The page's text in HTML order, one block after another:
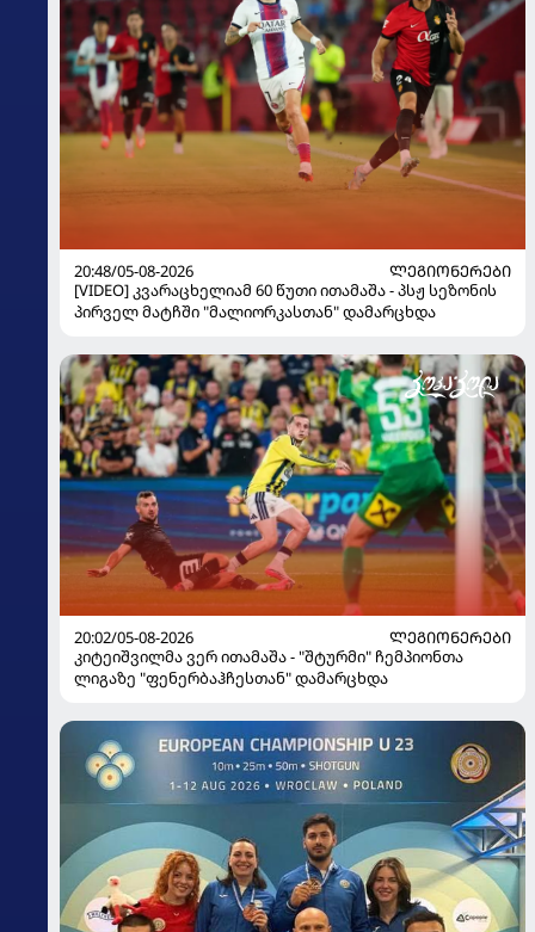
20:48/05-08-2026
ᲚᲔᲒᲘᲝᲜᲔᲠᲔᲑᲘ
[VIDEO] კვარაცხელიამ 60 წუთი ითამაშა - პსჟ სეზონის
პირველ მატჩში "მალიორკასთან" დამარცხდა
20:02/05-08-2026
ᲚᲔᲒᲘᲝᲜᲔᲠᲔᲑᲘ
კიტეიშვილმა ვერ ითამაშა - "შტურმი" ჩემპიონთა
ლიგაზე "ფენერბაჰჩესთან" დამარცხდა